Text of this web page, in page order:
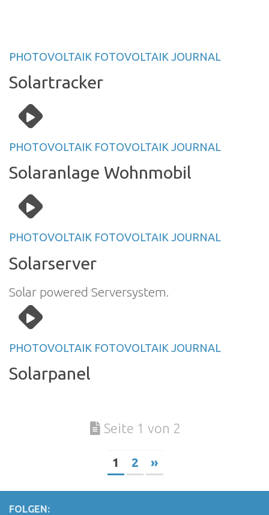
PHOTOVOLTAIK FOTOVOLTAIK JOURNAL
Solartracker
PHOTOVOLTAIK FOTOVOLTAIK JOURNAL
Solaranlage Wohnmobil
PHOTOVOLTAIK FOTOVOLTAIK JOURNAL
Solarserver
Solar powered Serversystem.
PHOTOVOLTAIK FOTOVOLTAIK JOURNAL
Solarpanel
Seite 1 von 2
1 2 »
FOLGEN: